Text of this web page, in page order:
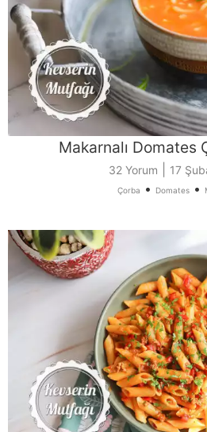
Makarnalı Domates
32 Yorum 17
Çorba • Domates •